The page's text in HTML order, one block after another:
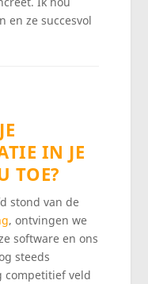
en ze succesvol
IN JE
TOE?
stond van de
, ontvingen we
software en ons
steeds
competitief veld